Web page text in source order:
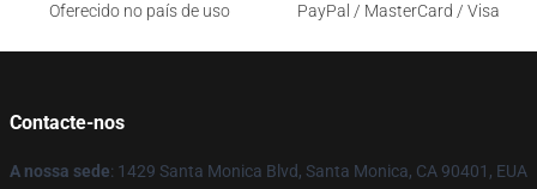
Oferecido no país de uso
PayPal / MasterCard / Visa
Contacte-nos
A nossa sede: 1429 Santa Monica Blvd, Santa Monica, CA 90401, EUA